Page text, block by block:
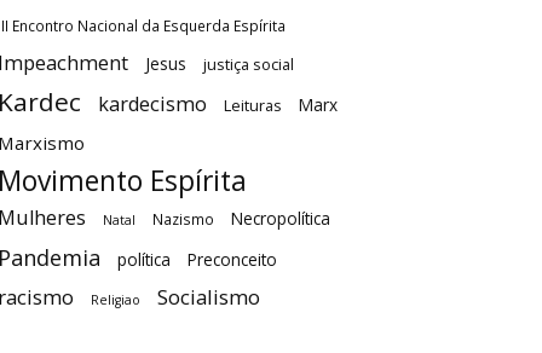
Encontro Nacional da Esquerda Espírita
Jesus justiça social
kardecismo Leituras Marx
Espírita
Natal Nazismo Necropolítica
política Preconceito
Religiao Socialismo